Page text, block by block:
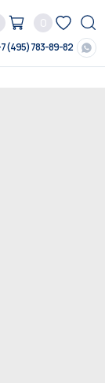
0
(495) 783-89-82